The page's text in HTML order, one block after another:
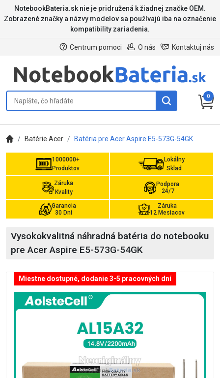
NotebookBateria.sk nie je pridružená k žiadnej značke OEM.
Zobrazené značky a názvy modelov sa používajú iba na označenie
kompatibility zariadenia.
Kontaktuj nás
O nás
Centrum pomoci
0
Batérie Acer Batéria pre Acer Aspire E5-573G-54GK
1000000+
Produktov
Lokálny
Sklad
Záruka
Kvality
Podpora
24/7
Garancia
30 Dní
Záruka
12 Mesiacov
Vysokokvalitná náhradná batéria do notebooku
pre Acer Aspire E5-573G-54GK
Miestne dostupné, dodanie 3-5 pracovných dní